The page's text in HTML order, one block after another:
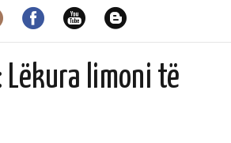
Lëkura limoni të